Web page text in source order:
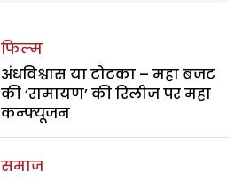
फिल्म
अंधविश्वास या टोटका – महा बजट
की ‘रामायण’ की रिलीज पर महा
कन्फ्यूजन
समाज